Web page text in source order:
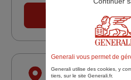
SARL PRADOURAT ET
Generali vous permet de
Generali utilise des cookies, y
tiers, sur le site Generali.fr.